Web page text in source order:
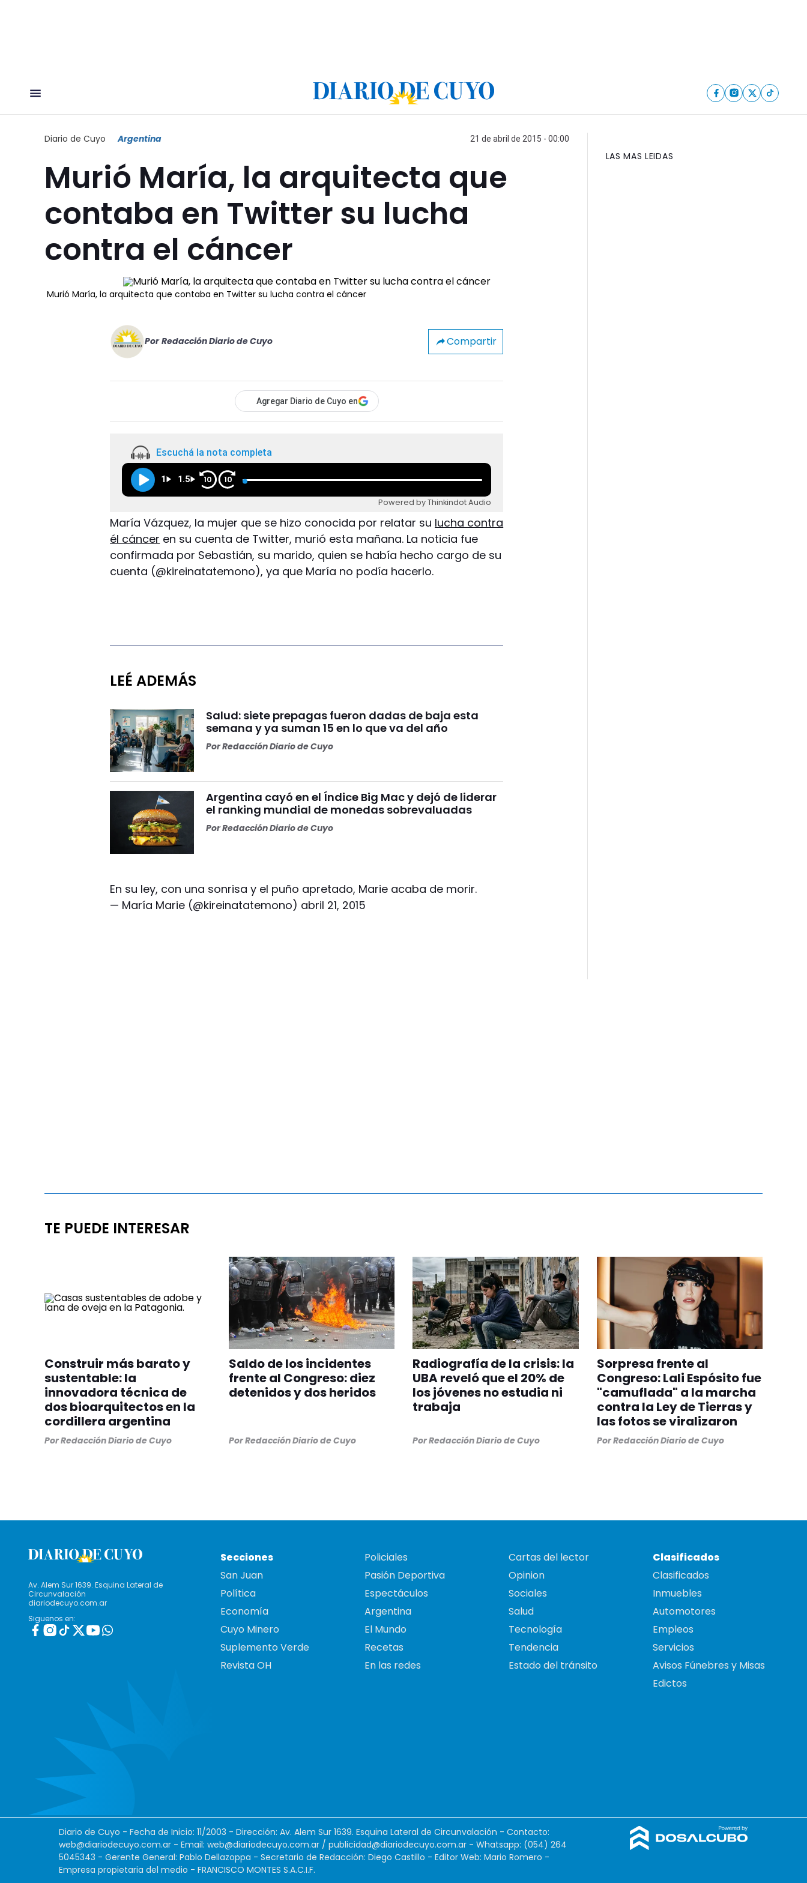
Diario de Cuyo Argentina 21 de abril de 2015 - 00:00
Murió María, la arquitecta que
contaba en Twitter su lucha
contra el cáncer
Murió María, la arquitecta que contaba en Twitter su lucha contra el cáncer
Por Redacción Diario de Cuyo Compartir
Agregar Diario de Cuyo en
Escuchá la nota completa
1 1.5 10 10
Powered by Thinkindot Audio
María Vázquez, la mujer que se hizo conocida por relatar su lucha contra
él cáncer en su cuenta de Twitter, murió esta mañana. La noticia fue
confirmada por Sebastián, su marido, quien se había hecho cargo de su
cuenta (@kireinatatemono), ya que María no podía hacerlo.
LEÉ ADEMÁS
Salud: siete prepagas fueron dadas de baja esta
semana y ya suman 15 en lo que va del año
PorRedacción Diario de Cuyo
Argentina cayó en el Índice Big Mac y dejó de liderar
el ranking mundial de monedas sobrevaluadas
PorRedacción Diario de Cuyo
En su ley, con una sonrisa y el puño apretado, Marie acaba de morir.
— María Marie (@kireinatatemono) abril 21, 2015
LAS MAS LEIDAS
TE PUEDE INTERESAR
Construir más barato y
sustentable: la
innovadora técnica de
dos bioarquitectos en la
cordillera argentina
PorRedacción Diario de Cuyo
Saldo de los incidentes
frente al Congreso: diez
detenidos y dos heridos
PorRedacción Diario de Cuyo
Radiografía de la crisis: la
UBA reveló que el 20% de
los jóvenes no estudia ni
trabaja
PorRedacción Diario de Cuyo
Sorpresa frente al
Congreso: Lali Espósito fue
"camuflada" a la marcha
contra la Ley de Tierras y
las fotos se viralizaron
PorRedacción Diario de Cuyo
Av. Alem Sur 1639. Esquina Lateral de
Circunvalación
diariodecuyo.com.ar
Siguenos en:
Secciones
San Juan
Política
Economía
Cuyo Minero
Suplemento Verde
Revista OH
Policiales
Pasión Deportiva
Espectáculos
Argentina
El Mundo
Recetas
En las redes
Cartas del lector
Opinion
Sociales
Salud
Tecnología
Tendencia
Estado del tránsito
Clasificados
Clasificados
Inmuebles
Automotores
Empleos
Servicios
Avisos Fúnebres y Misas
Edictos
Diario de Cuyo - Fecha de Inicio: 11/2003 - Dirección: Av. Alem Sur 1639. Esquina Lateral de Circunvalación - Contacto:
web@diariodecuyo.com.ar - Email: web@diariodecuyo.com.ar / publicidad@diariodecuyo.com.ar - Whatsapp: (054) 264
5045343 - Gerente General: Pablo Dellazoppa - Secretario de Redacción: Diego Castillo - Editor Web: Mario Romero -
Empresa propietaria del medio - FRANCISCO MONTES S.A.C.I.F.